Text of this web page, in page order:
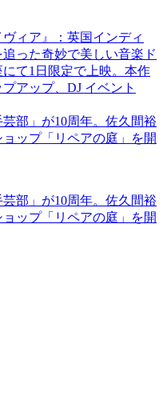
ィア』：英国インディ
った奇妙で美しい音楽ド
て1日限定で上映。本作
アップ、DJ イベント
部」が10周年。佐久間裕
ップ「リペアの庭」を開
部」が10周年。佐久間裕
ップ「リペアの庭」を開